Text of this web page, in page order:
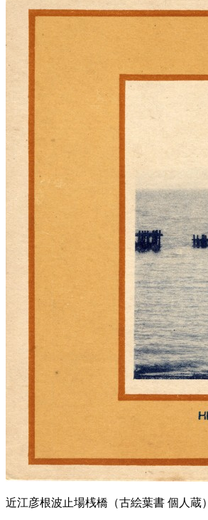
近江彦根波止場桟橋（古絵葉書 個人蔵）